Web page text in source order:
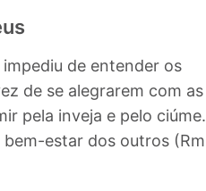
de entender os
de se alegrarem com as
pela inveja e pelo ciúme.
bem-estar dos outros (Rm